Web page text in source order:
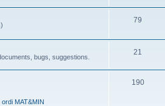
79
bugs, suggestions.
21
MAT&MIN
190